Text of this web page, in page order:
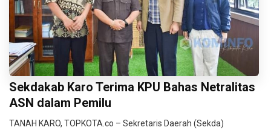
Sekdakab Karo Terima KPU Bahas Netralitas
ASN dalam Pemilu
TANAH KARO, TOPKOTA.co – Sekretaris Daerah (Sekda)